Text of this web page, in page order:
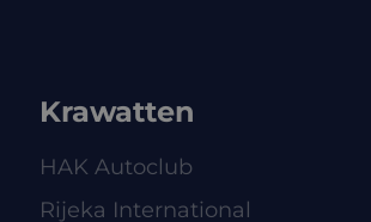
Krawatten
HAK Autoclub
Rijeka International